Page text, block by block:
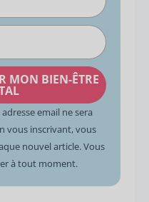
MON BIEN-ÊTRE
email ne sera
vous inscrivant, vous
nouvel article. Vous
à tout moment.